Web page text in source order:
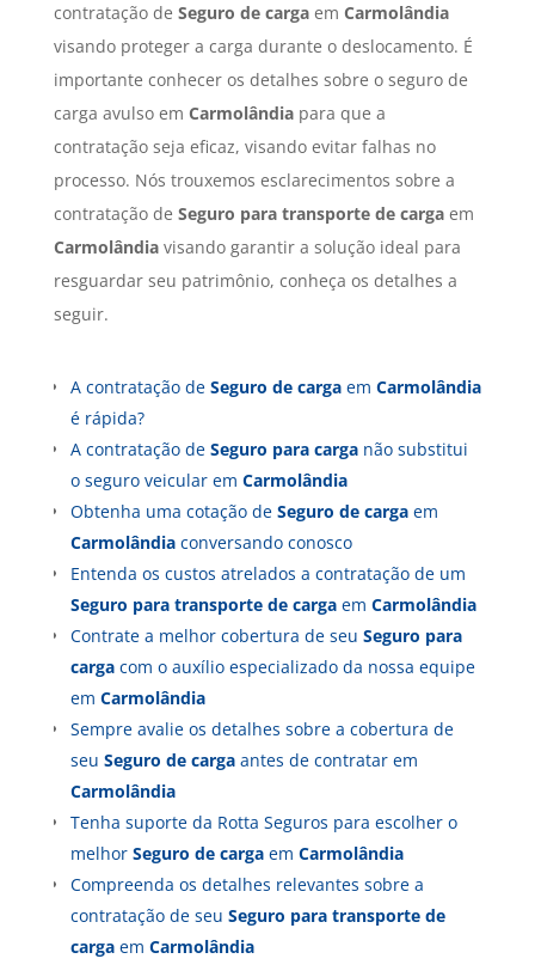
contratação de Seguro de cargaem Carmolândia
visando proteger a carga durante o deslocamento. É
importante conhecer os detalhes sobre o seguro de
carga avulso em Carmolândiapara que a
contratação seja eficaz, visando evitar falhas no
processo. Nós trouxemos esclarecimentos sobre a
contratação de Seguro para transporte de cargaem
Carmolândiavisando garantir a solução ideal para
resguardar seu patrimônio, conheça os detalhes a
seguir.
A contratação de Seguro de cargaem Carmolândia
é rápida?
A contratação de Seguro para carganão substitui
o seguro veicular em Carmolândia
Obtenha uma cotação de Seguro de cargaem
Carmolândiaconversando conosco
Entenda os custos atrelados a contratação de um
Seguro para transporte de cargaem Carmolândia
Contrate a melhor cobertura de seu Seguro para
cargacom o auxílio especializado da nossa equipe
em Carmolândia
Sempre avalie os detalhes sobre a cobertura de
seu Seguro de cargaantes de contratar em
Carmolândia
Tenha suporte da Rotta Seguros para escolher o
melhor Seguro de cargaem Carmolândia
Compreenda os detalhes relevantes sobre a
contratação de seu Seguro para transporte de
cargaem Carmolândia